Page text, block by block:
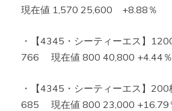
現在値 1,570 25,600 +8.88％
・【4345・シーティーエス】
766 現在値 800 40,800 +4.44％
・【4345・シーティーエス】
685 現在値 800 23,000 +16.79